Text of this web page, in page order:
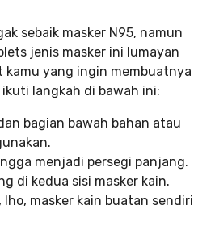
sebaik masker N95, namun
jenis masker ini lumayan
kamu yang ingin membuatnya
langkah di bawah ini:
bagian bawah bahan atau
menjadi persegi panjang.
di kedua sisi masker kain.
masker kain buatan sendiri